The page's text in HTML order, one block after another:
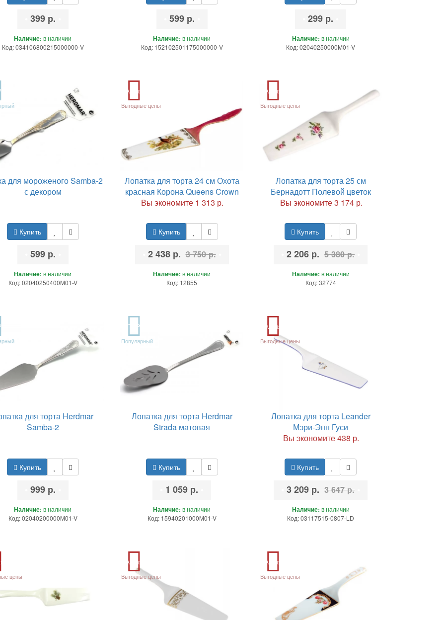
399 р.
Наличие: в наличии
Код: 034106800215000000-V
599 р.
Наличие: в наличии
Код: 152102501175000000-V
299 р.
Наличие: в наличии
Код: 02040250000M01-V
для мороженого Samba-2
с декором
Купить
599 р.
Наличие: в наличии
Код: 02040250400M01-V
Акция
Выгодные цены
Лопатка для торта 24 см Охота
красная Корона Queens Crown
Вы экономите 1 313 р.
Купить
2 438 р. 3 750 р.
Наличие: в наличии
Код: 12855
Акция
Выгодные цены
Лопатка для торта 25 см
Бернадотт Полевой цветок
Вы экономите 3 174 р.
Купить
2 206 р. 5 380 р.
Наличие: в наличии
Код: 32774
для торта Herdmar
Samba-2
Купить
999 р.
Наличие: в наличии
Код: 02040200000M01-V
TOP
Популярный
Лопатка для торта Herdmar
Strada матовая
Купить
1 059 р.
Наличие: в наличии
Код: 15940201000M01-V
Акция
Выгодные цены
Лопатка для торта Leander
Мэри-Энн Гуси
Вы экономите 438 р.
Купить
3 209 р. 3 647 р.
Наличие: в наличии
Код: 03117515-0807-LD
цены
Акция
Выгодные цены
Акция
Выгодные цены